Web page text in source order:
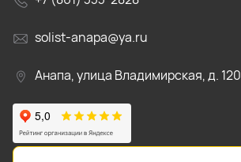
solist-anapa@ya.ru
Анапа, улица Владимирская, д. 120